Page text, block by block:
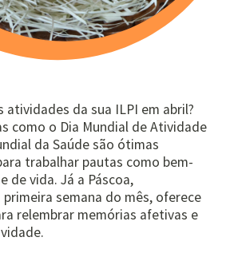
atividades da sua ILPI em abril?
como o Dia Mundial de Atividade
da Saúde são ótimas
trabalhar pautas como bem-
de vida. Já a Páscoa,
semana do mês, oferece
relembrar memórias afetivas e